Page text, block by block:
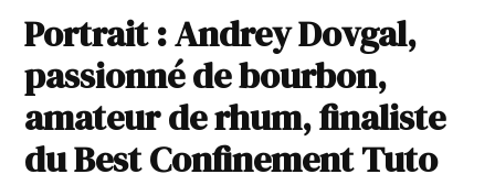
Portrait : Andrey Dovgal,
passionné de bourbon,
amateur de rhum, finaliste
du Best Confinement Tuto